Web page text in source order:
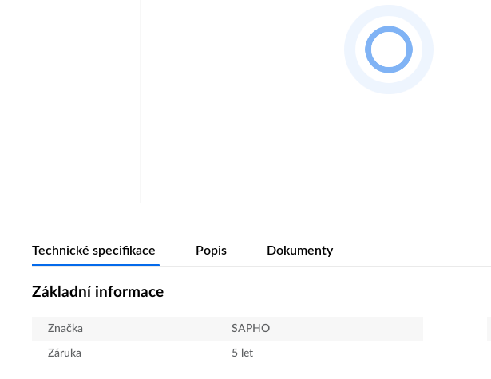
Technické specifikace Popis Dokumenty
Základní informace
Značka SAPHO
Záruka 5 let